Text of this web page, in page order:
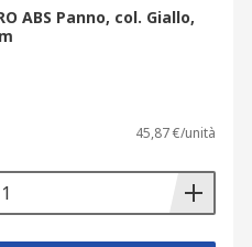
ABS Panno, col. Giallo,
45,87 €/unità